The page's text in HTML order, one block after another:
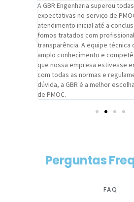
A GBR Engenharia superou
expectativas no serviço de
atendimento inicial até a
fomos tratados com
transparência. A equipe técnica
amplo conhecimento e
que nossa empresa estivesse
com todas as normas e
dúvida, a GBR é a melhor
de PMOC.
Perguntas
FAQ